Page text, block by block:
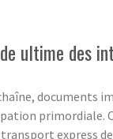
ultime des
documents
primordiale.
express